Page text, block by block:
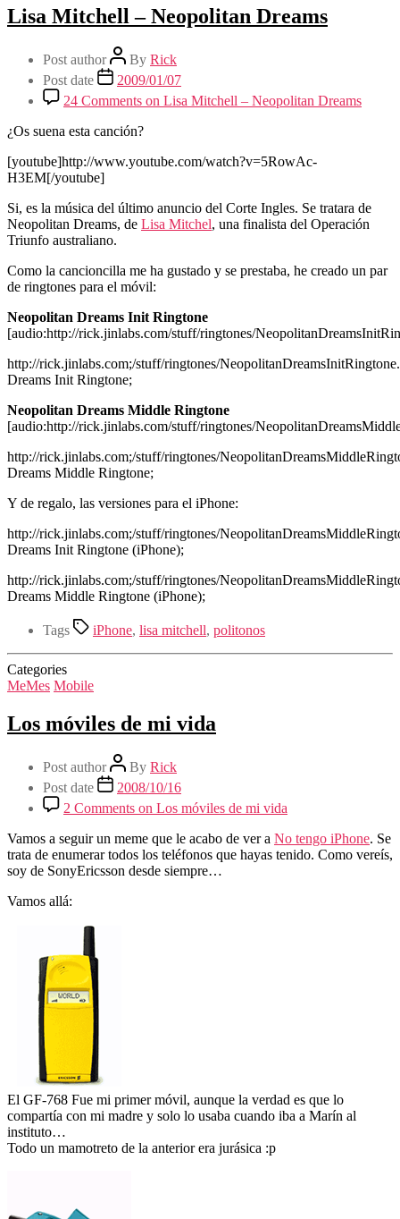
Lisa Mitchell – Neopolitan Dreams
Post author By Rick
Post date
2009/01/07
24 Comments on Lisa Mitchell – Neopolitan Dreams
¿Os suena esta canción?
[youtube]http://www.youtube.com/watch?v=5RowAc-
H3EM[/youtube]
Si, es la música del último anuncio del Corte Ingles. Se tratara de
Neopolitan Dreams, de Lisa Mitchel, una finalista del Operación
Triunfo australiano.
Como la cancioncilla me ha gustado y se prestaba, he creado un par
de ringtones para el móvil:
Neopolitan Dreams Init Ringtone
[audio:http://rick.jinlabs.com/stuff/ringtones/
http://rick.jinlabs.com;/stuff/ringtones/
Dreams Init Ringtone;
Neopolitan Dreams Middle Ringtone
[audio:http://rick.jinlabs.com/stuff/ringtones/
http://rick.jinlabs.com;/stuff/ringtones/
Dreams Middle Ringtone;
Y de regalo, las versiones para el iPhone:
http://rick.jinlabs.com;/stuff/ringtones/
Dreams Init Ringtone (iPhone);
http://rick.jinlabs.com;/stuff/ringtones/
Dreams Middle Ringtone (iPhone);
Tags iPhone, lisa mitchell, politonos
Categories
MeMes Mobile
Los móviles de mi vida
Post author By Rick
Post date
2008/10/16
2 Comments on Los móviles de mi vida
Vamos a seguir un meme que le acabo de ver a No tengo iPhone. Se
trata de enumerar todos los teléfonos que hayas tenido. Como vereís,
soy de SonyEricsson desde siempre…
Vamos allá:
El GF-768 Fue mi primer móvil, aunque la verdad es que lo
compartía con mi madre y solo lo usaba cuando iba a Marín al
instituto…
Todo un mamotreto de la anterior era jurásica :p